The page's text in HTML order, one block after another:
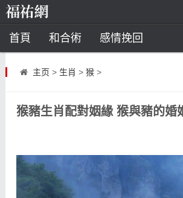
首頁 和合術 感情挽回
道教法事
星座
白羊座 水瓶座
主页 > 生肖 > 猴>
猴豬生肖配對姻緣 猴與豬的婚